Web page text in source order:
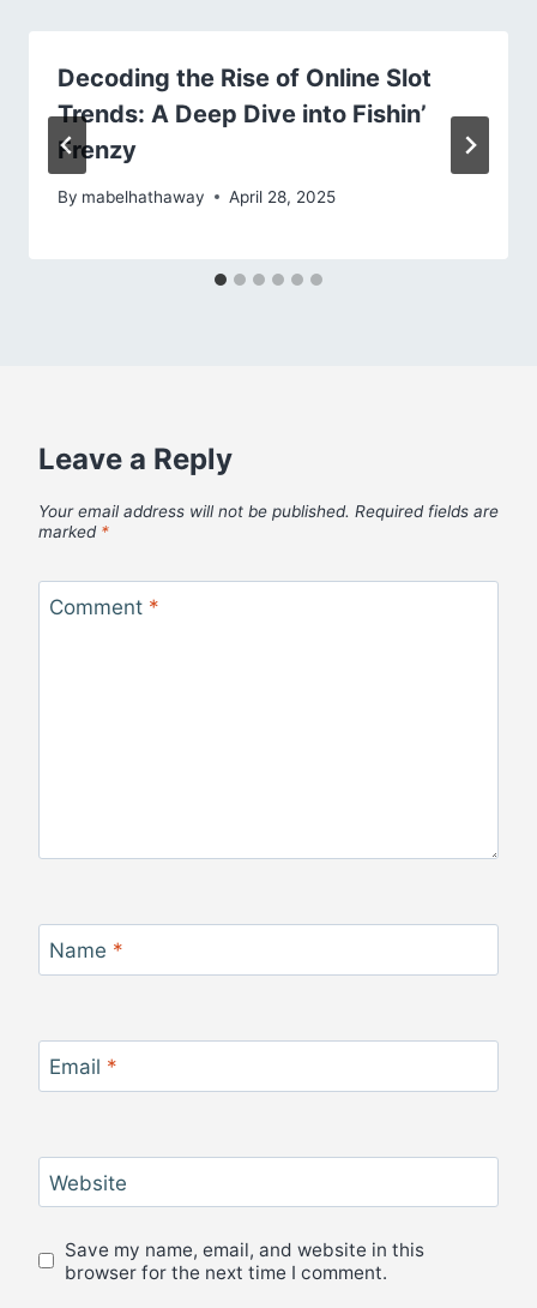
Decoding the Rise of Online Slot
Trends: A Deep Dive into Fishin’
Frenzy
By mabelhathaway April 28, 2025
Leave a Reply
Your email address will not be published. Required fields are
marked *
Comment *
Name *
Email *
Website
Save my name, email, and website in this
browser for the next time I comment.